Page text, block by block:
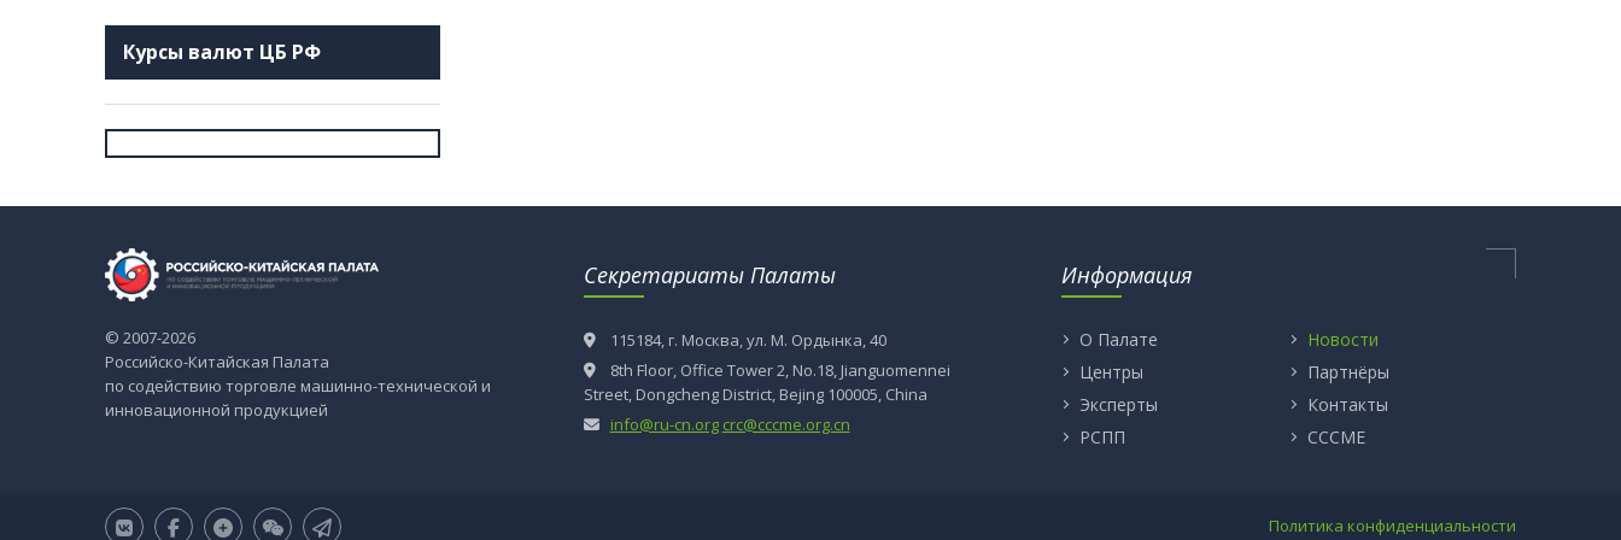
Курсы валют ЦБ РФ
© 2007-2026
Российско-Китайская Палата
по содействию торговле машинно-технической и
инновационной продукцией
Секретариаты Палаты
115184, г. Москва, ул. М. Ордынка, 40
8th Floor, Office Tower 2, No.18, Jianguomennei
Street, Dongcheng District, Bejing 100005, China
info@ru-cn.org crc@cccme.org.cn
Информация
О Палате
Новости
Центры
Партнёры
Эксперты
Контакты
РСПП
CCCME
Политика конфиденциальности